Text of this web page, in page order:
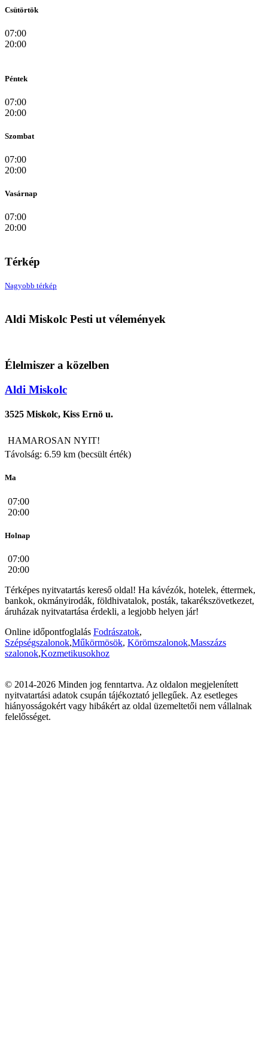
Csütörtök
07:00
20:00
Péntek
07:00
20:00
Szombat
07:00
20:00
Vasárnap
07:00
20:00
Térkép
3525 Miskolc, Pesti ut
Nagyobb térkép
Aldi Miskolc Pesti ut vélemények
Élelmiszer a közelben
Aldi Miskolc
3525 Miskolc, Kiss Ernö u.
HAMAROSAN NYIT!
Távolság: 6.59 km (becsült érték)
Ma
07:00
20:00
Holnap
07:00
20:00
Térképes nyitvatartás kereső oldal! Ha kávézók, hotelek, éttermek,
bankok, okmányirodák, földhivatalok, posták, takarékszövetkezet,
áruházak nyitvatartása érdekli, a legjobb helyen jár!
Online időpontfoglalás Fodrászatok,
Szépségszalonok,Műkörmösök, Körömszalonok,Masszázs
szalonok,Kozmetikusokhoz
© 2014-2026 Minden jog fenntartva. Az oldalon megjelenített
nyitvatartási adatok csupán tájékoztató jellegűek. Az esetleges
hiányosságokért vagy hibákért az oldal üzemeltetői nem vállalnak
felelősséget.